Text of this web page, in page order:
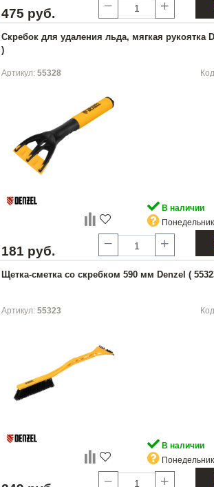
475 руб.
Скребок для удаления льда, мягкая рукоятка
)
Артикул: 55328
В наличии
Понедельник
181 руб.
Щетка-сметка со скребком 590 мм Denzel (
Артикул: 55323
В наличии
Понедельник